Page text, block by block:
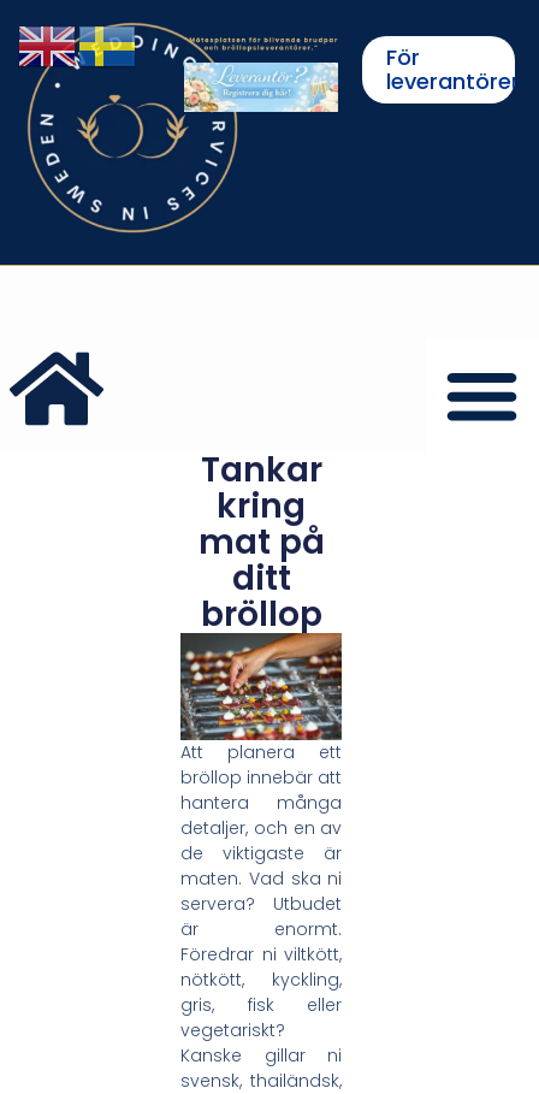
För
leverantörer
Tankar
kring
mat på
ditt
bröllop
Att planera ett
bröllop innebär att
hantera många
detaljer, och en av
de viktigaste är
maten. Vad ska ni
servera? Utbudet
är enormt.
Föredrar ni viltkött,
nötkött, kyckling,
gris, fisk eller
vegetariskt?
Kanske gillar ni
svensk, thailändsk,